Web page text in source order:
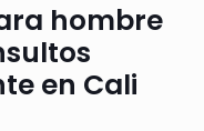
hombre
en Cali